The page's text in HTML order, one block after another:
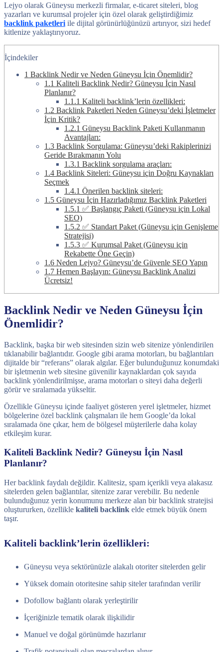
Lejyo olarak Güneysu merkezli firmalar, e-ticaret siteleri, blog
yazarları ve kurumsal projeler için özel olarak geliştirdiğimiz
backlink paketleri ile dijital görünürlüğünüzü artırıyor, sizi hedef
kitlenize yaklaştırıyoruz.
İçindekiler
1 Backlink Nedir ve Neden Güneysu İçin Önemlidir?
1.1 Kaliteli Backlink Nedir? Güneysu İçin Nasıl
Planlanır?
1.1.1 Kaliteli backlink’lerin özellikleri:
1.2 Backlink Paketleri Neden Güneysu’deki İşletmeler
İçin Kritik?
1.2.1 Güneysu Backlink Paketi Kullanmanın
Avantajları:
1.3 Backlink Sorgulama: Güneysu’deki Rakiplerinizi
Geride Bırakmanın Yolu
1.3.1 Backlink sorgulama araçları:
1.4 Backlink Siteleri: Güneysu için Doğru Kaynakları
Seçmek
1.4.1 Önerilen backlink siteleri:
1.5 Güneysu İçin Hazırladığımız Backlink Paketleri
1.5.1 ✅ Başlangıç Paketi (Güneysu için Lokal
SEO)
1.5.2 ✅ Standart Paket (Güneysu için Genişleme
Stratejisi)
1.5.3 ✅ Kurumsal Paket (Güneysu için
Rekabette Öne Geçin)
1.6 Neden Lejyo? Güneysu’de Güvenle SEO Yapın
1.7 Hemen Başlayın: Güneysu Backlink Analizi
Ücretsiz!
Backlink Nedir ve Neden Güneysu İçin
Önemlidir?
Backlink, başka bir web sitesinden sizin web sitenize yönlendirilen
tıklanabilir bağlantıdır. Google gibi arama motorları, bu bağlantıları
dijitalde bir “referans” olarak algılar. Eğer bulunduğunuz konumdaki
bir işletmenin web sitesine güvenilir kaynaklardan çok sayıda
backlink yönlendirilmişse, arama motorları o siteyi daha değerli
görür ve sıralamada yükseltir.
Özellikle Güneysu içinde faaliyet gösteren yerel işletmeler, hizmet
bölgelerine özel backlink çalışmaları ile hem Google’da lokal
sıralamada öne çıkar, hem de bölgesel müşterilerle daha kolay
etkileşim kurar.
Kaliteli Backlink Nedir? Güneysu İçin Nasıl
Planlanır?
Her backlink faydalı değildir. Kalitesiz, spam içerikli veya alakasız
sitelerden gelen bağlantılar, sitenize zarar verebilir. Bu nedenle
bulunduğunuz yerin konumunu merkeze alan bir backlink stratejisi
oluştururken, özellikle kaliteli backlink elde etmek büyük önem
taşır.
Kaliteli backlink’lerin özellikleri:
Güneysu veya sektörünüzle alakalı otoriter sitelerden gelir
Yüksek domain otoritesine sahip siteler tarafından verilir
Dofollow bağlantı olarak yerleştirilir
İçeriğinizle tematik olarak ilişkilidir
Manuel ve doğal görünümde hazırlanır